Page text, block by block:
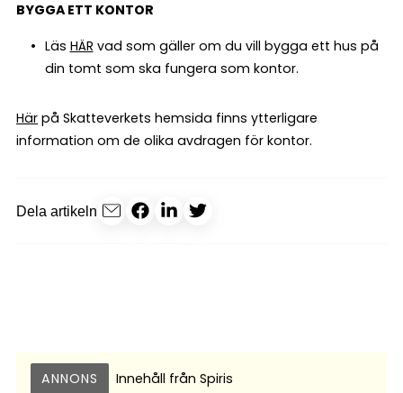
BYGGA ETT KONTOR
Läs HÄR vad som gäller om du vill bygga ett hus på
din tomt som ska fungera som kontor.
Här på Skatteverkets hemsida finns ytterligare
information om de olika avdragen för kontor.
Dela artikeln
ANNONS Innehåll från Spiris